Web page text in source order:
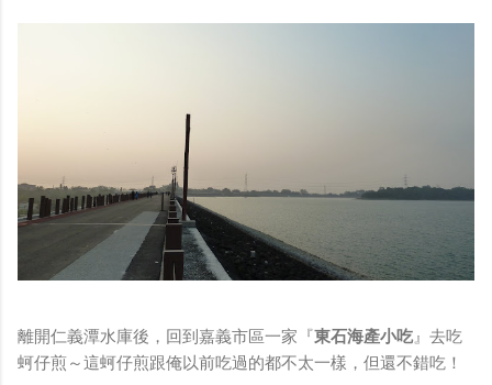
離開仁義潭水庫後，回到嘉義市區一家『東石海產小吃』去吃
蚵仔煎～這蚵仔煎跟俺以前吃過的都不太一樣，但還不錯吃！